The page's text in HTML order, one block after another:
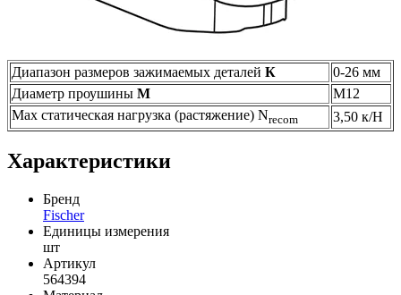
Диапазон размеров зажимаемых деталей К
0-26 мм
Диаметр проушины М
М12
Max статическая нагрузка (растяжение) Nrecom 3,50 к/Н
Характеристики
Бренд
Fischer
Единицы измерения
шт
Артикул
564394